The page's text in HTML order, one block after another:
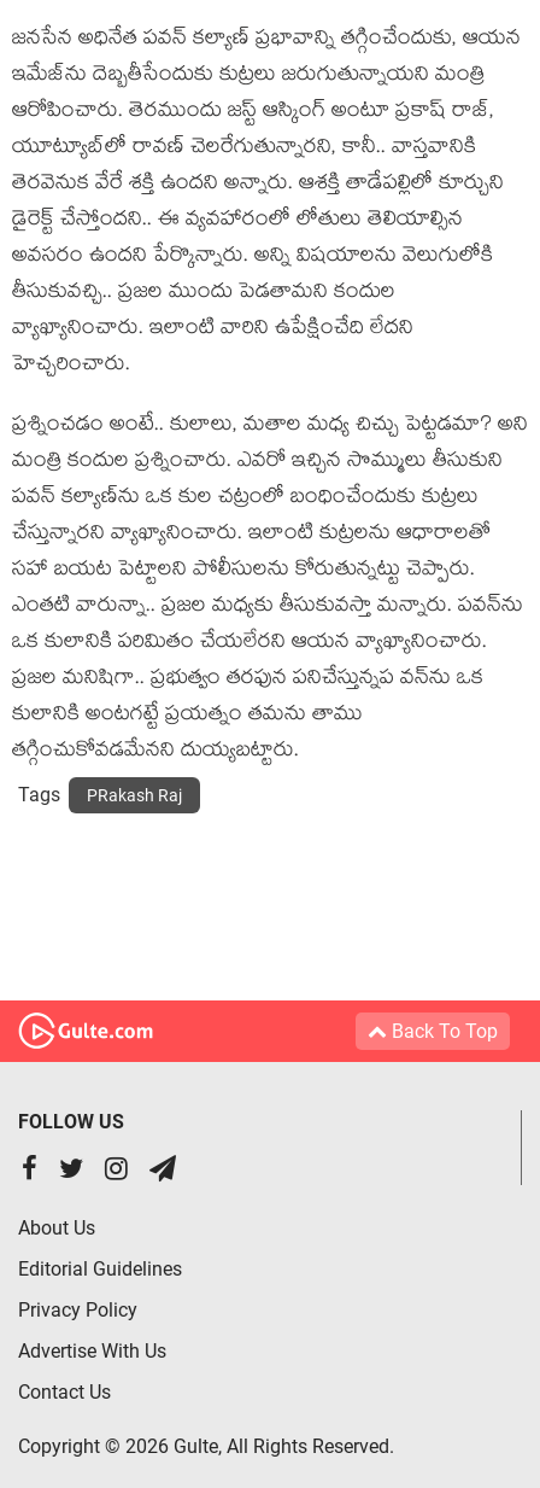
జ‌న‌సేన అధినేత ప‌వ‌న్ క‌ల్యాణ్ ప్ర‌భావాన్ని త‌గ్గించేందుకు, ఆయ‌న
ఇమేజ్‌ను దెబ్బ‌తీసేందుకు కుట్ర‌లు జ‌రుగుతున్నాయ‌ని మంత్రి
ఆరోపించారు. తెర‌ముందు జ‌స్ట్ ఆస్కింగ్ అంటూ ప్ర‌కాష్ రాజ్‌,
యూట్యూబ్‌లో రావ‌ణ్ చెల‌రేగుతున్నార‌ని, కానీ.. వాస్త‌వానికి
తెర‌వెనుక వేరే శ‌క్తి ఉంద‌ని అన్నారు. ఆశ‌క్తి తాడేప‌ల్లిలో కూర్చుని
డైరెక్ట్ చేస్తోంద‌ని.. ఈ వ్య‌వ‌హారంలో లోతులు తెలియాల్సిన
అవ‌స‌రం ఉంద‌ని పేర్కొన్నారు. అన్ని విష‌యాల‌ను వెలుగులోకి
తీసుకువ‌చ్చి.. ప్ర‌జ‌ల ముందు పెడ‌తామ‌ని కందుల
వ్యాఖ్యానించారు. ఇలాంటి వారిని ఉపేక్షించేది లేద‌ని
హెచ్చ‌రించారు.
ప్ర‌శ్నించ‌డం అంటే.. కులాలు, మ‌తాల మ‌ధ్య చిచ్చు పెట్ట‌డ‌మా? అని
మంత్రి కందుల ప్ర‌శ్నించారు. ఎవ‌రో ఇచ్చిన సొమ్ములు తీసుకుని
ప‌వ‌న్ క‌ల్యాణ్‌ను ఒక కుల చ‌ట్రంలో బంధించేందుకు కుట్ర‌లు
చేస్తున్నార‌ని వ్యాఖ్యానించారు. ఇలాంటి కుట్ర‌ల‌ను ఆధారాల‌తో
స‌హా బ‌య‌ట పెట్టాల‌ని పోలీసుల‌ను కోరుతున్న‌ట్టు చెప్పారు.
ఎంత‌టి వారున్నా.. ప్ర‌జ‌ల మ‌ధ్య‌కు తీసుకువస్తా మ‌న్నారు. ప‌వ‌న్‌ను
ఒక కులానికి ప‌రిమితం చేయ‌లేర‌ని ఆయ‌న వ్యాఖ్యానించారు.
ప్ర‌జ‌ల మ‌నిషిగా.. ప్ర‌భుత్వం త‌ర‌ఫున ప‌నిచేస్తున్న‌ప వ‌న్‌ను ఒక
కులానికి అంట‌గ‌ట్టే ప్ర‌య‌త్నం త‌మ‌ను తాము
త‌గ్గించుకోవ‌డ‌మేన‌ని దుయ్య‌బ‌ట్టారు.
Tags PRakash Raj
Back To Top
FOLLOW US
About Us
Editorial Guidelines
Privacy Policy
Advertise With Us
Contact Us
Copyright © 2026 Gulte, All Rights Reserved.